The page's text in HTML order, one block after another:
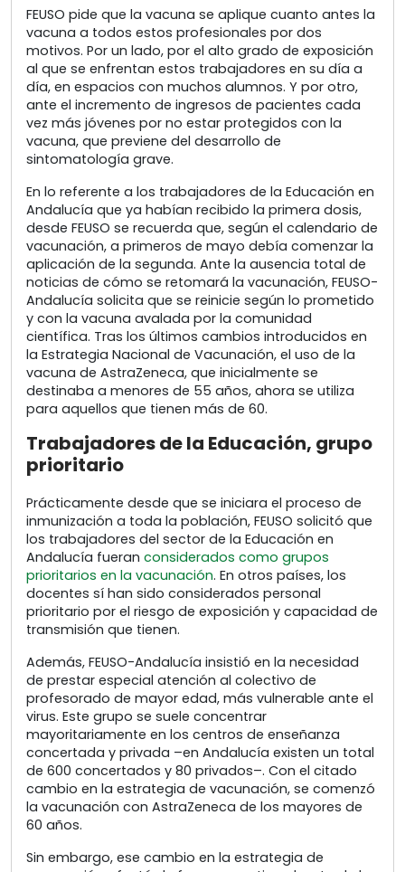
FEUSO pide que la vacuna se aplique cuanto antes la
vacuna a todos estos profesionales por dos
motivos. Por un lado, por el alto grado de exposición
al que se enfrentan estos trabajadores en su día a
día, en espacios con muchos alumnos. Y por otro,
ante el incremento de ingresos de pacientes cada
vez más jóvenes por no estar protegidos con la
vacuna, que previene del desarrollo de
sintomatología grave.
En lo referente a los trabajadores de la Educación en
Andalucía que ya habían recibido la primera dosis,
desde FEUSO se recuerda que, según el calendario de
vacunación, a primeros de mayo debía comenzar la
aplicación de la segunda. Ante la ausencia total de
noticias de cómo se retomará la vacunación, FEUSO-
Andalucía solicita que se reinicie según lo prometido
y con la vacuna avalada por la comunidad
científica. Tras los últimos cambios introducidos en
la Estrategia Nacional de Vacunación, el uso de la
vacuna de AstraZeneca, que inicialmente se
destinaba a menores de 55 años, ahora se utiliza
para aquellos que tienen más de 60.
Trabajadores de la Educación, grupo
prioritario
Prácticamente desde que se iniciara el proceso de
inmunización a toda la población, FEUSO solicitó que
los trabajadores del sector de la Educación en
Andalucía fueran considerados como grupos
prioritarios en la vacunación. En otros países, los
docentes sí han sido considerados personal
prioritario por el riesgo de exposición y capacidad de
transmisión que tienen.
Además, FEUSO-Andalucía insistió en la necesidad
de prestar especial atención al colectivo de
profesorado de mayor edad, más vulnerable ante el
virus. Este grupo se suele concentrar
mayoritariamente en los centros de enseñanza
concertada y privada –en Andalucía existen un total
de 600 concertados y 80 privados–. Con el citado
cambio en la estrategia de vacunación, se comenzó
la vacunación con AstraZeneca de los mayores de
60 años.
Sin embargo, ese cambio en la estrategia de